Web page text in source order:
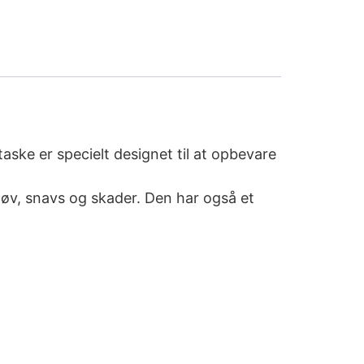
er specielt designet til at opbevare
snavs og skader. Den har også et